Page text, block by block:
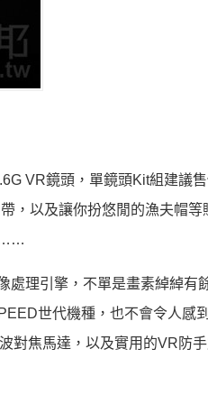
VR鏡頭，單鏡頭Kit組建議
，以及讓你扮悠閒的漁夫帽等
……
處理引擎，不單是畫素綽綽有
世代機種，也不會令人感
對焦馬達，以及實用的VR防